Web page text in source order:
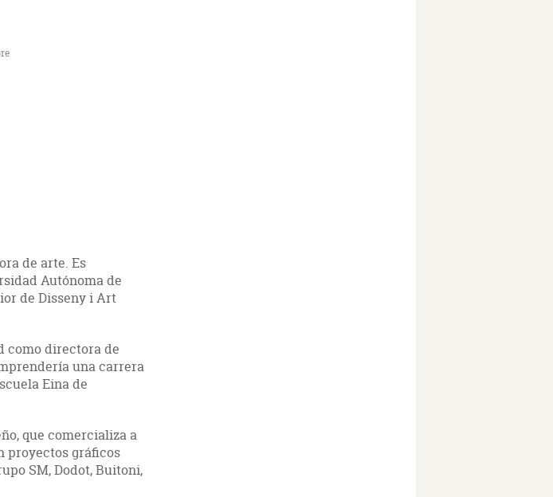
de arte. Es
Autónoma de
de Disseny i Art
como directora de
una carrera
Eina de
que comercializa a
proyectos gráficos
SM, Dodot, Buitoni,